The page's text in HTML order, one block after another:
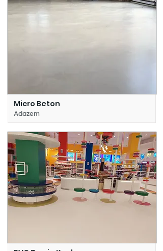
Micro Beton
Adazem